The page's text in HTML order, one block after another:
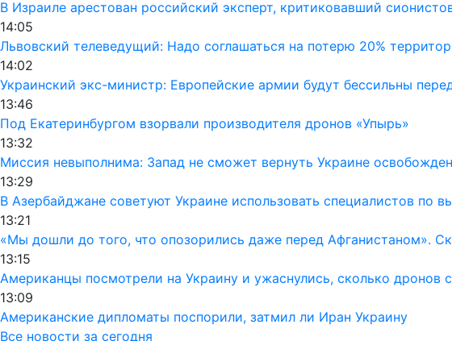
В Израиле арестован российский эксперт, критиковавший
14:05
Львовский телеведущий: Надо соглашаться на потерю 20%
14:02
Украинский экс-министр: Европейские армии будут бессильны
13:46
Под Екатеринбургом взорвали производителя дронов «Упырь»
13:32
Миссия невыполнима: Запад не сможет вернуть Украине
13:29
В Азербайджане советуют Украине использовать специалистов по
13:21
«Мы дошли до того, что опозорились даже перед Афганистаном».
13:15
Американцы посмотрели на Украину и ужаснулись, сколько дронов
13:09
Американские дипломаты поспорили, затмил ли Иран Украину
Все новости за сегодня